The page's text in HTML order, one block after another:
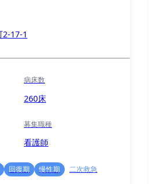
2-17-1
病床数
260床
募集職種
看護師
回復期 慢性期
二次救急